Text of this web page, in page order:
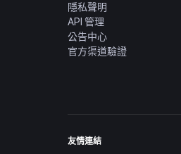
隱私聲明
API 管理
公告中心
官方渠道驗證
友情連結